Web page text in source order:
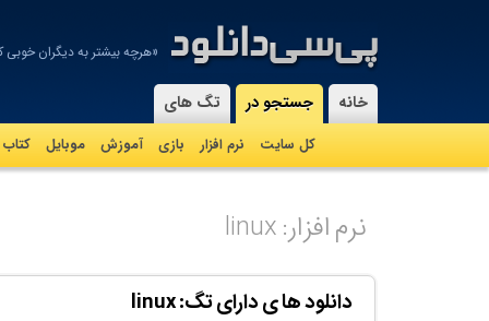
-
«هرچه بیشتر به دیگران خوبی
خانه جستجو در
کل سایت نرم افزار بازی آموزش موبايل کتاب
تگ های
نرم افزار: linux
دانلود ها ی دارای تگ: linux